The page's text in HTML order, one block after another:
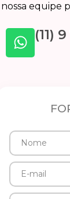
nossa equipe
(11)
Nome
mail